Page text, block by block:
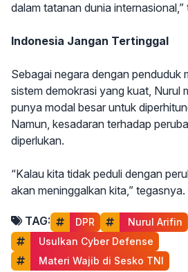
dalam tatanan dunia internasional,”
Indonesia Jangan Tertinggal
Sebagai negara dengan penduduk
sistem demokrasi yang kuat, Nurul
punya modal besar untuk
Namun, kesadaran terhadap
diperlukan.
“Kalau kita tidak peduli dengan
akan meninggalkan kita,” tegasnya.
TAG: DPR
Nurul Arifin
Usulkan Cyber Defense
Materi Wajib di Sesko TNI